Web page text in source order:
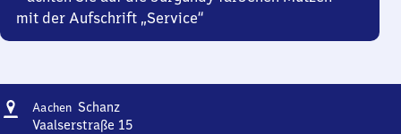
mit der Aufschrift „Service“
Adresse
Aachen SchanzAachen
Schanz
Vaalserstraße 15